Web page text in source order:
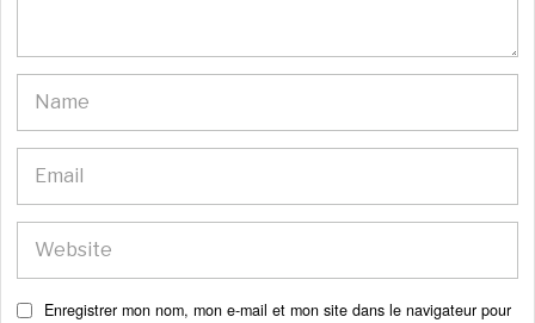
Enregistrer mon nom, mon e-mail et mon site dans le navigateur pour